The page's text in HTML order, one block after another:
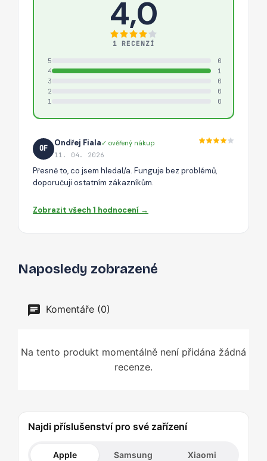
4,0
1 RECENZÍ
5
0
4
1
3
0
2
0
1
0
OF
Ondřej Fiala✓ ověřený nákup
11. 04. 2026
Přesně to, co jsem hledal/a. Funguje bez problémů,
doporučuji ostatním zákazníkům.
Zobrazit všech 1 hodnocení →
Naposledy zobrazené
Komentáře (0)
Na tento produkt momentálně není přidána žádná
recenze.
Najdi příslušenství pro své zařízení
Apple Samsung Xiaomi